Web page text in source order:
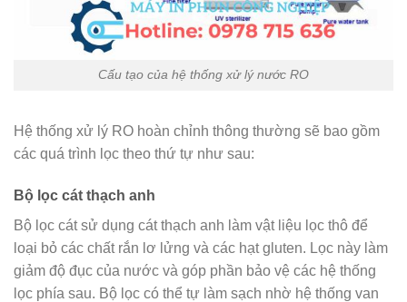
Cấu tạo của hệ thống xử lý nước RO
Hệ thống xử lý RO hoàn chỉnh thông thường sẽ bao gồm
các quá trình lọc theo thứ tự như sau:
Bộ lọc cát thạch anh
Bộ lọc cát sử dụng cát thạch anh làm vật liệu lọc thô để
loại bỏ các chất rắn lơ lửng và các hạt gluten. Lọc này làm
giảm độ đục của nước và góp phần bảo vệ các hệ thống
lọc phía sau. Bộ lọc có thể tự làm sạch nhờ hệ thống van